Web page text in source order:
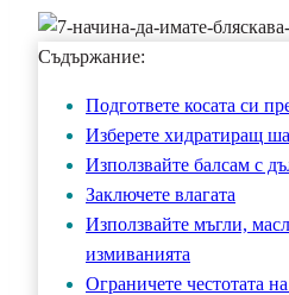
Съдържание:
Подгответе косата си
Изберете хидратиращ
Използвайте балсам с
Заключете влагата
Използвайте мъгли,
измиванията
Ограничете честотата